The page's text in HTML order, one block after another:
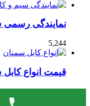
نمایندگی رسمی
5,244
قیمت انواع کابل
4,726
لایسنس